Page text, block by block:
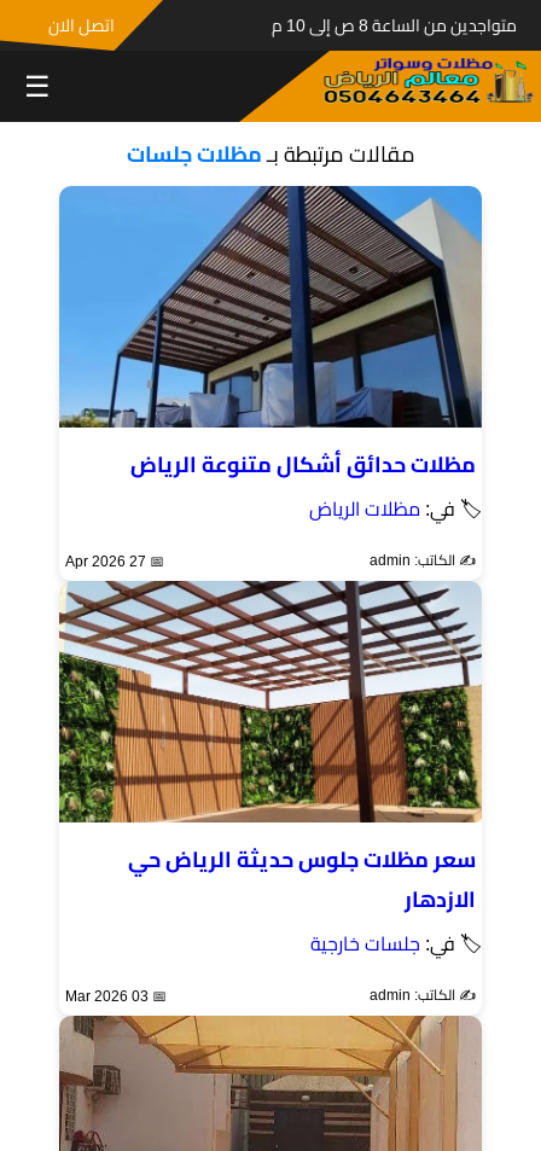
متواجدين من الساعة 8 ص إلى 10 م اتصل الان
☰
مقالات مرتبطة بـمظلات جلسات
مظلات حدائق أشكال متنوعة الرياض
🏷 في: مظلات الرياض
✍️ الكاتب: admin 📅 27 Apr 2026
سعر مظلات جلوس حديثة الرياض حي
الازدهار
🏷 في: جلسات خارجية
✍️ الكاتب: admin 📅 03 Mar 2026